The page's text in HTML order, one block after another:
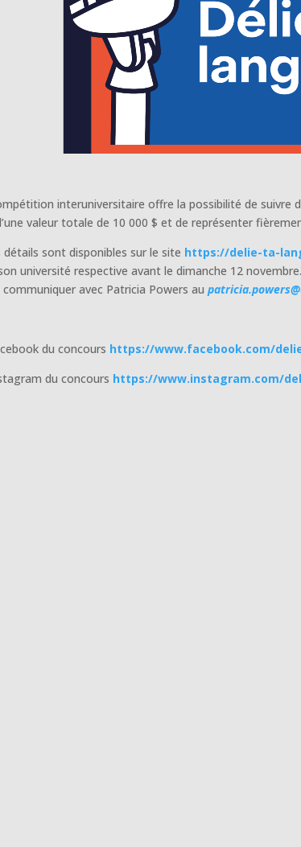
interuniversitaire offre la possibilité de suivre
valeur totale de 10 000 $ et de représenter
détails sont disponibles sur le site https://delie-ta-
université respective avant le dimanche 12
avec Patricia Powers au
du concours https://www.facebook.com/
du concours https://www.instagram.com/